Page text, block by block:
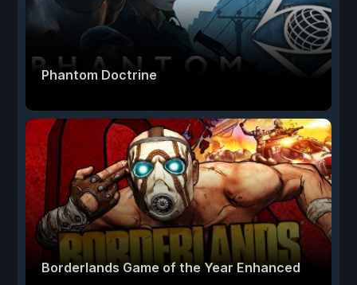
Phantom Doctrine
Borderlands Game of the Year Enhanced